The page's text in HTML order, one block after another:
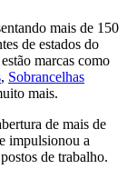
mais de 150
de estados do
marcas como
, Sobrancelhas
mais.
de mais de
impulsionou a
de trabalho.